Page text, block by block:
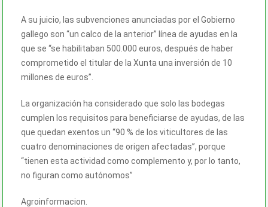
A su juicio, las subvenciones anunciadas por el Gobierno
gallego son “un calco de la anterior” línea de ayudas en la
que se “se habilitaban 500.000 euros, después de haber
comprometido el titular de la Xunta una inversión de 10
millones de euros”.
La organización ha considerado que solo las bodegas
cumplen los requisitos para beneficiarse de ayudas, de las
que quedan exentos un “90 % de los viticultores de las
cuatro denominaciones de origen afectadas”, porque
“tienen esta actividad como complemento y, por lo tanto,
no figuran como autónomos”
Agroinformacion.